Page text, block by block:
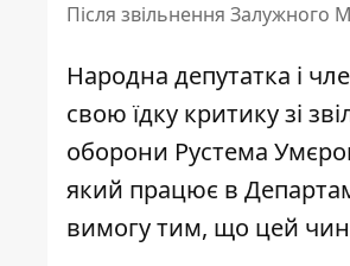
Після звільнення Залужного
Народна депутатка і
свою їдку критику зі
оборони Рустема
який працює в
вимогу тим, що цей